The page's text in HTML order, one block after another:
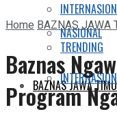
TRENDING
BAZNAS JAWA
NASIONAL
HomeBAZNAS JAWA
Baznas
Program